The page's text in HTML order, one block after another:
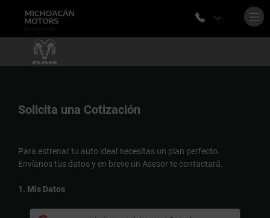
Solicita una Cotización
Para estrenar tu auto ideal necesitas un plan perfecto.
Envíanos tus datos y en breve un Asesor te contactará.
1. Mis Datos